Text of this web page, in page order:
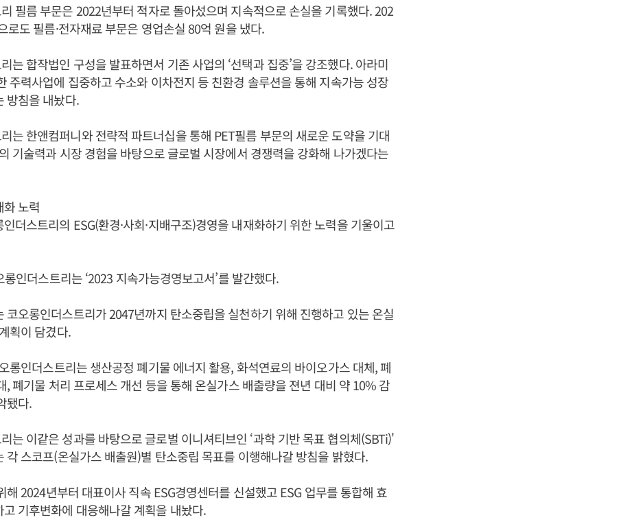
필름 부문은 2022년부터 적자로 돌아섰으며 지속적으로 손실을 기록했다. 202
로도 필름·전자재료 부문은 영업손실 80억 원을 냈다.
는 합작법인 구성을 발표하면서 기존 사업의 ‘선택과 집중’을 강조했다. 아라미
주력사업에 집중하고 수소와 이차전지 등 친환경 솔루션을 통해 지속가능 성장
방침을 내놨다.
는 한앤컴퍼니와 전략적 파트너십을 통해 PET필름 부문의 새로운 도약을 기대
기술력과 시장 경험을 바탕으로 글로벌 시장에서 경쟁력을 강화해 나가겠다는
노력
더스트리의 ESG(환경·사회·지배구조)경영을 내재화하기 위한 노력을 기울이고
인더스트리는 ‘2023 지속가능경영보고서’를 발간했다.
코오롱인더스트리가 2047년까지 탄소중립을 실천하기 위해 진행하고 있는 온실
획이 담겼다.
롱인더스트리는 생산공정 폐기물 에너지 활용, 화석연료의 바이오가스 대체, 폐
, 폐기물 처리 프로세스 개선 등을 통해 온실가스 배출량을 젼년 대비 약 10% 감
됐다.
는 이같은 성과를 바탕으로 글로벌 이니셔티브인 ‘과학 기반 목표 협의체(SBTi)'
각 스코프(온실가스 배출원)별 탄소중립 목표를 이행해나갈 방침을 밝혔다.
해 2024년부터 대표이사 직속 ESG경영센터를 신설했고 ESG 업무를 통합해 효
기후변화에 대응해나갈 계획을 내놨다.